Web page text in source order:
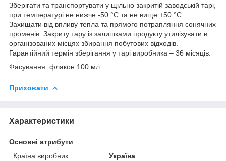
Зберігати та транспортувати у щільно закритій заводській тарі,
при температурі не нижче -50 °C та не вище +50 °C.
Захищати від впливу тепла та прямого потрапляння сонячних
променів. Закриту тару із залишками продукту утилізувати в
організованих місцях збирання побутових відходів.
Гарантійний термін зберігання у тарі виробника – 36 місяців.
Фасування: флакон 100 мл.
Приховати
Характеристики
Основні атрибути
Країна виробник
Україна